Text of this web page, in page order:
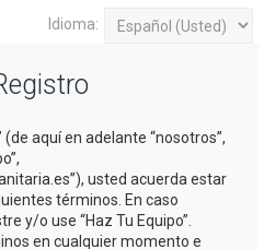
Idioma:
(de aquí en adelante “nosotros”,
usted acuerda estar
términos. En caso
y/o use “Haz Tu Equipo”.
en cualquier momento e